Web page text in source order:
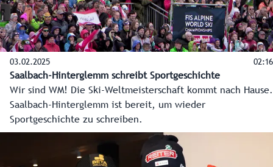
03.02.2025 02:16
Saalbach-Hinterglemm schreibt Sportgeschichte
Wir sind WM! Die Ski-Weltmeisterschaft kommt nach Hause.
Saalbach-Hinterglemm ist bereit, um wieder
Sportgeschichte zu schreiben.